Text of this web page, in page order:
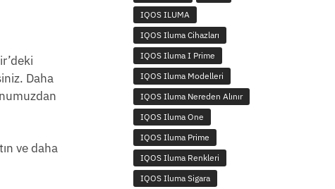
Daha
ve daha
IQOS ILUMA
IQOS Iluma Cihazları
IQOS Iluma I Prime
IQOS Iluma Modelleri
IQOS Iluma Nereden Alınır
IQOS Iluma One
IQOS Iluma Prime
IQOS Iluma Renkleri
IQOS Iluma Sigara